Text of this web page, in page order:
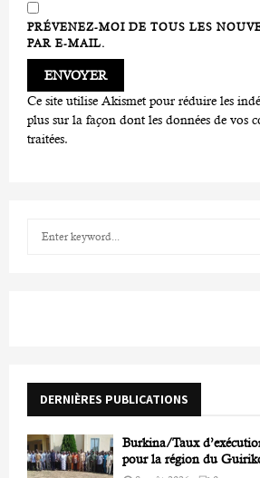
PRÉVENEZ-MOI DE TOUS LES
PAR E-MAIL.
Ce site utilise Akismet pour réduire les
plus sur la façon dont les données de vos
traitées.
r
DERNIÈRES PUBLICATIONS
Burkina/Taux
pour la région du